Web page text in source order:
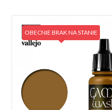
OBECNIE BRAK NA STANIE